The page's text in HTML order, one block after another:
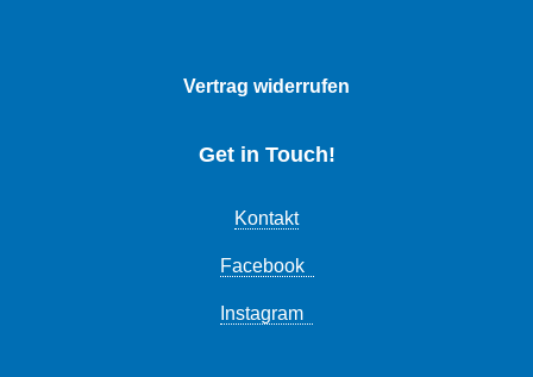
Vertrag widerrufen
Get in Touch!
Kontakt
Facebook
Instagram